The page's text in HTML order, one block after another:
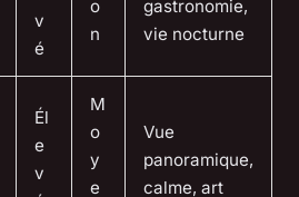
v
é
o
n
gastronomie,
vie nocturne
Él
e
v
M
o
y
e
Vue
panoramique,
calme, art